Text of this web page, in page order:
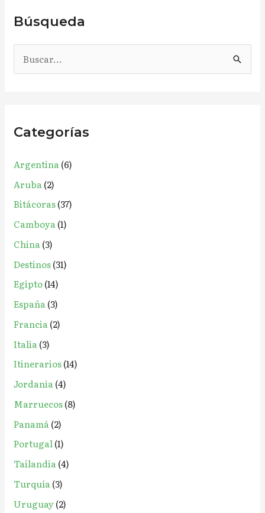
Búsqueda
u
a
p
o
r
:
Categorías
Argentina(6)
Aruba(2)
Bitácoras(37)
Camboya(1)
China(3)
Destinos(31)
Egipto(14)
España(3)
Francia(2)
Italia(3)
Itinerarios(14)
Jordania(4)
Marruecos(8)
Panamá(2)
Portugal(1)
Tailandia(4)
Turquía(3)
Uruguay(2)